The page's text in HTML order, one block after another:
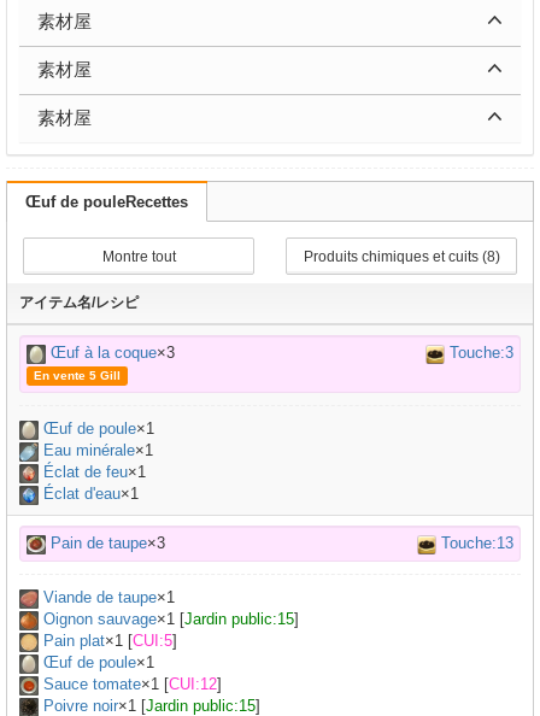
素材屋
素材屋
素材屋
Œuf de pouleRecettes
Montre tout Produits chimiques et cuits (8)
アイテム名/レシピ
Œuf à la coque×3 Touche:3
En vente 5 Gill
Œuf de poule×1
Eau minérale×1
Éclat de feu×1
Éclat d'eau×1
Pain de taupe×3 Touche:13
Viande de taupe×1
Oignon sauvage×1 [Jardin public:15]
Pain plat×1 [CUI:5]
Œuf de poule×1
Sauce tomate×1 [CUI:12]
Poivre noir×1 [Jardin public:15]